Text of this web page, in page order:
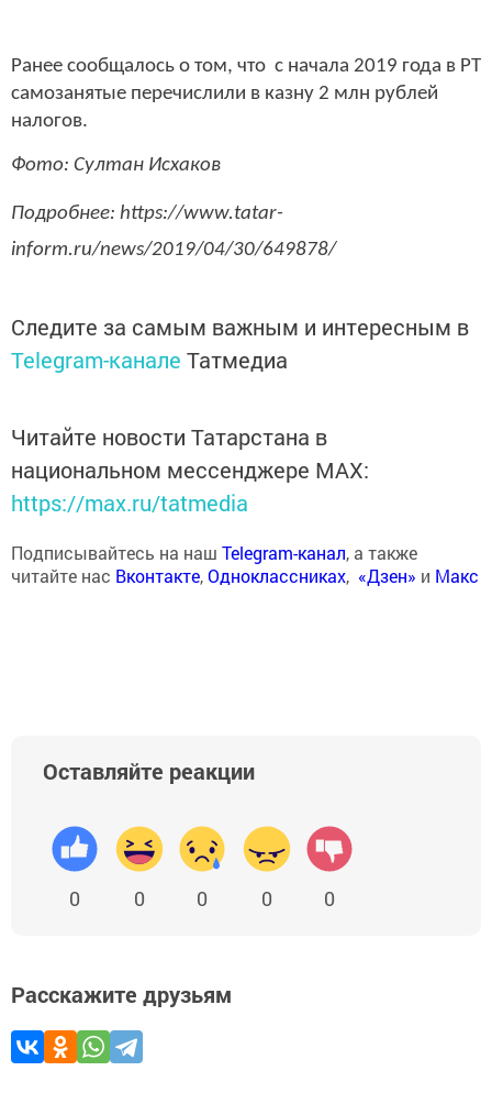
Ранее сообщалось о том, что с начала 2019 года в РТ
самозанятые перечислили в казну 2 млн рублей
налогов.
Фото: Султан Исхаков
Подробнее: https://www.tatar-
inform.ru/news/2019/04/30/649878/
Следите за самым важным и интересным в
Telegram-канале Татмедиа
Читайте новости Татарстана в
национальном мессенджере MАХ:
https://max.ru/tatmedia
Подписывайтесь на наш Telegram-канал, а также
читайте нас Вконтакте,Одноклассниках, «Дзен» и Макс
Оставляйте реакции
0 0 0 0 0
Расскажите друзьям